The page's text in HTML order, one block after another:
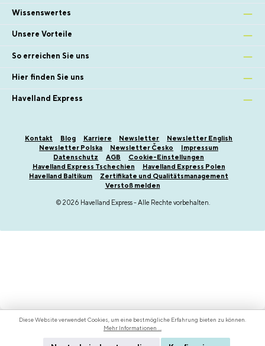
Wissenswertes
Unsere Vorteile
So erreichen Sie uns
Hier finden Sie uns
Havelland Express
Kontakt Blog Karriere Newsletter
Newsletter English
Newsletter Polska
Newsletter Česko
Impressum
Datenschutz
AGB
Cookie-Einstellungen
Havelland Express Tschechien
Havelland Express Polen
Havelland Baltikum
Zertifikate und Qualitätsmanagement
Verstoß melden
© 2026 Havelland Express - Alle Rechte vorbehalten.
Diese Website verwendet Cookies, um eine bestmögliche Erfahrung bieten zu können.
Mehr Informationen ...